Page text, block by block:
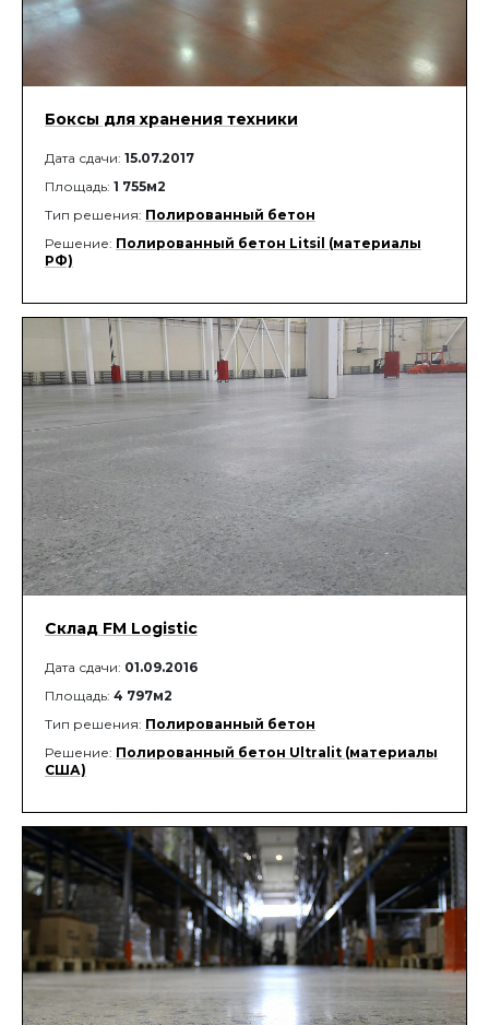
Боксы для хранения техники
Дата сдачи: 15.07.2017
Площадь: 1 755м2
Тип решения: Полированный бетон
Решение: Полированный бетон Litsil (материалы
РФ)
Склад FM Logistic
Дата сдачи: 01.09.2016
Площадь: 4 797м2
Тип решения: Полированный бетон
Решение: Полированный бетон Ultralit (материалы
США)